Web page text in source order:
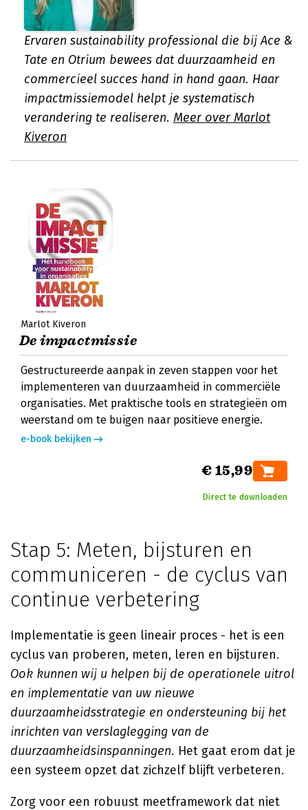
Ervaren sustainability professional die bij Ace &
Tate en Otrium bewees dat duurzaamheid en
commercieel succes hand in hand gaan. Haar
impactmissiemodel helpt je systematisch
verandering te realiseren. Meer over Marlot
Kiveron
Marlot Kiveron
De impactmissie
Gestructureerde aanpak in zeven stappen voor het
implementeren van duurzaamheid in commerciële
organisaties. Met praktische tools en strategieën om
weerstand om te buigen naar positieve energie.
e-book bekijken
€ 15,99
Direct te downloaden
Stap 5: Meten, bijsturen en
communiceren - de cyclus van
continue verbetering
Implementatie is geen lineair proces - het is een
cyclus van proberen, meten, leren en bijsturen.
Ook kunnen wij u helpen bij de operationele uitrol
en implementatie van uw nieuwe
duurzaamheidsstrategie en ondersteuning bij het
inrichten van verslaglegging van de
duurzaamheidsinspanningen. Het gaat erom dat je
een systeem opzet dat zichzelf blijft verbeteren.
Zorg voor een robuust meetframework dat niet